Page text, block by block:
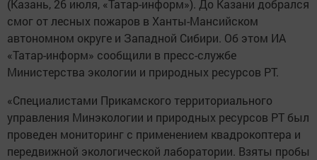
(Казань, 26 июля, «Татар-информ»). До Казани добрался
смог от лесных пожаров в Ханты-Мансийском
автономном округе и Западной Сибири. Об этом ИА
«Татар-информ» сообщили в пресс-службе
Министерства экологии и природных ресурсов РТ.
«Специалистами Прикамского территориального
управления Минэкологии и природных ресурсов РТ был
проведен мониторинг с применением квадрокоптера и
передвижной экологической лаборатории. Взяты пробы